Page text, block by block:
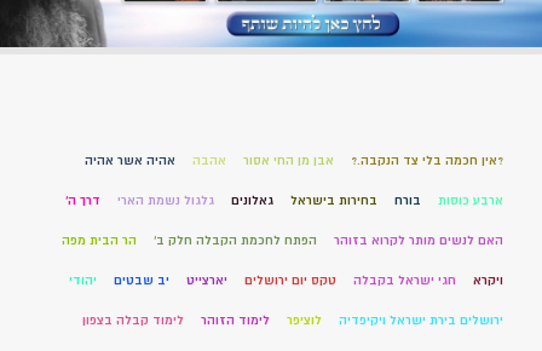
?אין חכמה בלי צד הנקבה.? אבן מן החי אסור אהבה אהיה אשר אהיה
ארבע כוסות בורח בחירות בישראל גאלונים גלגול נשמת הארי דרך ה'
האם לנשים מותר לקרוא בזוהר הפתח לחכמת הקבלה חלק ב' הר הבית מפה
ויקרא חגי ישראל בקבלה טקס יום ירושלים יארצייט יב שבטים יהודי
ירושלים בירת ישראל ויקיפדיה לוציפר לימוד הזוהר לימוד קבלה בצפון